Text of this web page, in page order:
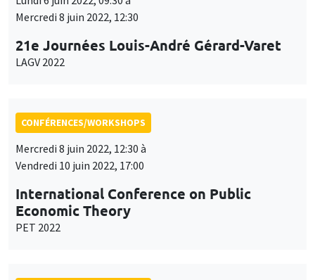
Mercredi 8 juin 2022, 12:30
21e Journées Louis-André Gérard-Varet
LAGV 2022
CONFÉRENCES/WORKSHOPS
Mercredi 8 juin 2022, 12:30 à
Vendredi 10 juin 2022, 17:00
International Conference on Public
Economic Theory
PET 2022